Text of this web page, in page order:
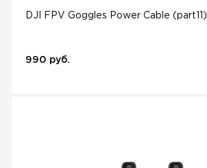
DJI FPV Goggles Power Cable (part11)
990 руб.